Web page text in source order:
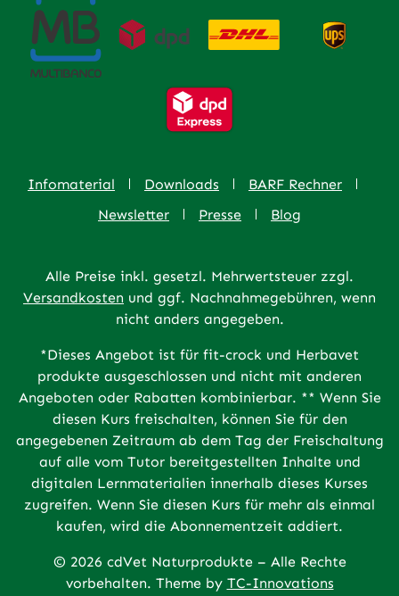
Infomaterial Downloads
BARF Rechner
Newsletter
Presse Blog
Alle Preise inkl. gesetzl. Mehrwertsteuer zzgl.
Versandkosten und ggf. Nachnahmegebühren, wenn
nicht anders angegeben.
*Dieses Angebot ist für fit-crock und Herbavet
produkte ausgeschlossen und nicht mit anderen
Angeboten oder Rabatten kombinierbar. ** Wenn Sie
diesen Kurs freischalten, können Sie für den
angegebenen Zeitraum ab dem Tag der Freischaltung
auf alle vom Tutor bereitgestellten Inhalte und
digitalen Lernmaterialien innerhalb dieses Kurses
zugreifen. Wenn Sie diesen Kurs für mehr als einmal
kaufen, wird die Abonnementzeit addiert.
© 2026 cdVet Naturprodukte – Alle Rechte
vorbehalten. Theme by TC-Innovations